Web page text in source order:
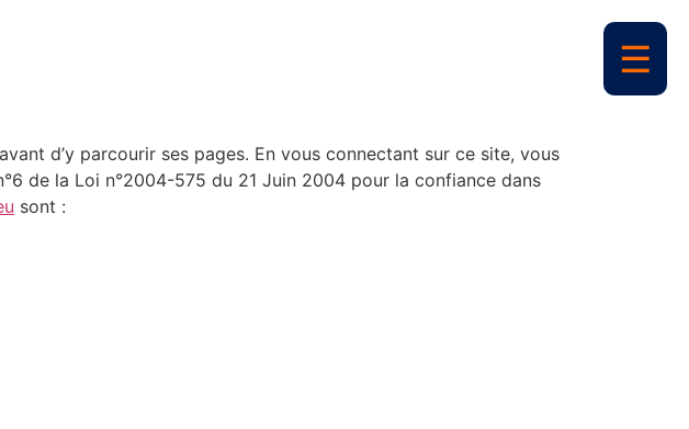
d’y parcourir ses pages. En vous connectant sur ce site, vous
de la Loi n°2004-575 du 21 Juin 2004 pour la confiance dans
sont :